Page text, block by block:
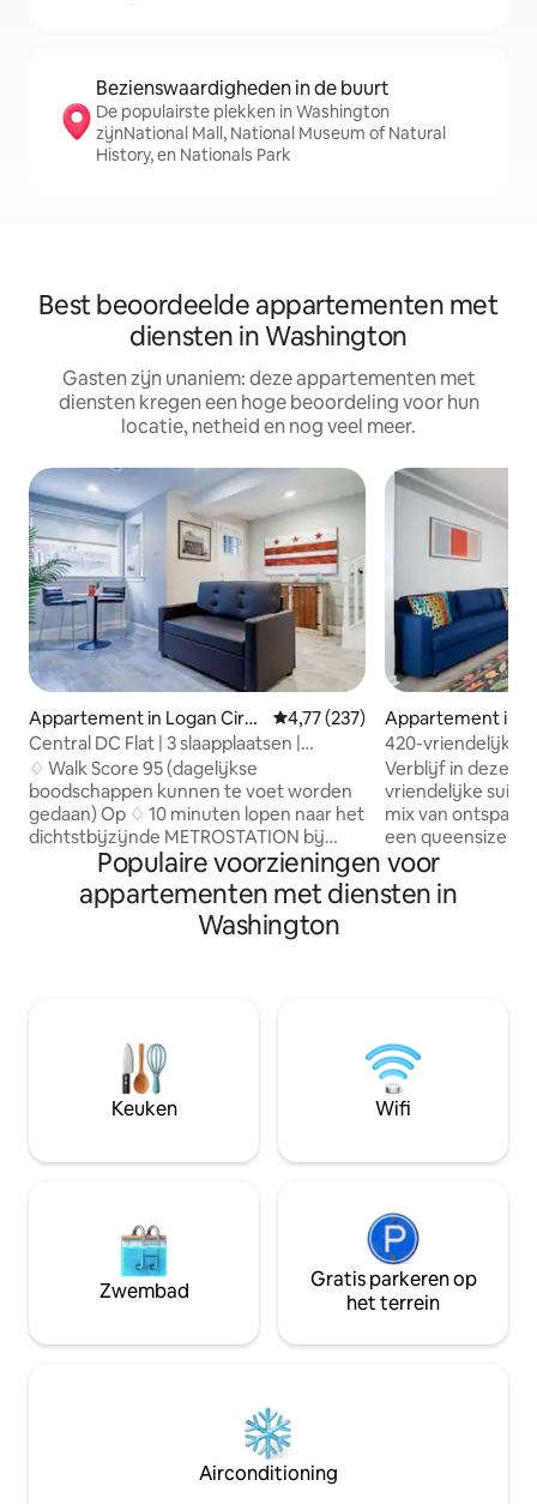
Bezienswaardigheden in de buurt
De populairste plekken in Washington
zijnNational Mall, National Museum of Natural
History, en Nationals Park
Best beoordeelde appartementen met
diensten in Washington
Gasten zijn unaniem: deze appartementen met
diensten kregen een hoge beoordeling voor hun
locatie, netheid en nog veel meer.
Appartement in Logan Circl
e
Gemiddelde beoordeling van
4,77 (237)
Central DC Flat | 3 slaapplaatsen |
Congrescentrum
♢ Walk Score 95 (dagelijkse
boodschappen kunnen te voet worden
gedaan) Op ♢ 10 minuten lopen naar het
dichtstbijzijnde METROSTATION bij
Shaw station op de GRN/YLW Lines of
~15 minuten naar NoMa-Gallaudet
station op de Rode lijn ♢ Ruimtes om te
verblijven in de buurt van Walter E.
parkeren op straat ♢ Veilige buurt ♢
Kind- en gezinsvriendelijke verhuur
Ontspan in stijl in dit mooie DC Engelse
kelder met 1 slaapkamer appartement
Appartement in
Washington
420-vriendelijke
metro en
Verblijf in deze
vriendelijke suite
mix van
een queensize
uitgeruste
bordspellen en
het perfect voor
professioneel
gezellige
uitvalsbasis voor
Populaire voorzieningen voor
appartementen met diensten in
Washington
Keuken Wifi
Zwembad
Gratis parkeren op
het terrein
Airconditioning